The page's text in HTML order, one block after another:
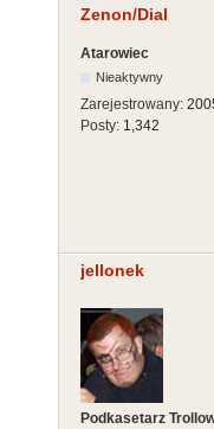
Zenon/Dial
Atarowiec
Nieaktywny
Zarejestrowany:
Posty: 1,342
jellonek
Podkasetarz